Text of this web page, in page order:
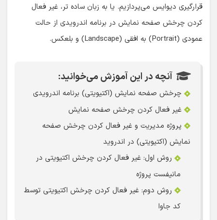
قرارگیری دیوایس می‌پردازیم. یا به زبان ساده تر، غیر فعال
کردن چرخش صفحه نمایش در برنامه اندرویدی از حالت
عمودی (Portrait) به افقی (Landscape) و بلعکس.
آنچه در این آموزش می‌خوانید:
چرخش صفحه نمایش (اکتیویتی) برنامه اندرویدی
غیر فعال کردن چرخش صفحه نمایش
پروژه مدیریت و غیر فعال کردن چرخش صفحه
نمایش (اکتیویتی) در اندروید
روش اول: غیر فعال کردن چرخش اکتیویتی در
مانیفست پروژه
روش دوم: غیر فعال کردن چرخش اکتیویتی توسط
کد جاوا